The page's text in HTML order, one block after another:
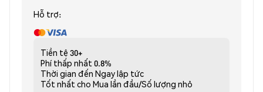
Hỗ trợ:
Tiền tệ 30+
Phí thấp nhất 0.8%
Thời gian đến Ngay lập tức
Tốt nhất cho Mua lần đầu/Số lượng nhỏ